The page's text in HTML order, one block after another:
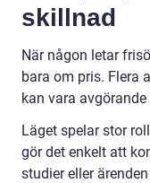
skillnad
När någon letar
bara om pris. Flera
kan vara
Läget spelar stor
gör det enkelt att
studier eller